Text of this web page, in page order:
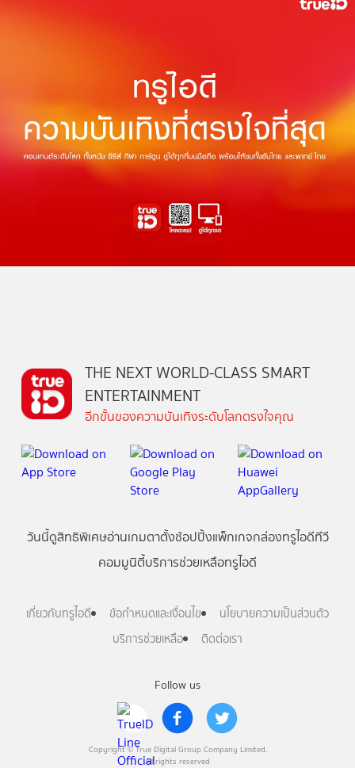
Follow us
Copyright © True Digital Group Company Limited.
All rights reserved
THE NEXT WORLD-CLASS SMART
ENTERTAINMENT
อีกขั้นของความบันเทิงระดับโลกตรงใจคุณ
วันนี้ดูสิทธิพิเศษอ่านเกมตาตั้งช้อปปิ้งแพ็กเกจกล่องทรูไอดีทีวี
คอมมูนิตี้บริการช่วยเหลือทรูไอดี
เกี่ยวกับทรูไอดี ข้อกำหนดและเงื่อนไข
นโยบายความเป็นส่วนตัว
บริการช่วยเหลือ
ติดต่อเรา